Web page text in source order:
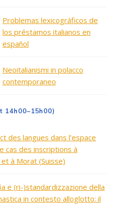
Problemas lexicográficos de
los préstamos italianos en
español
Neoitalianismi in polacco
contemporaneo
des langues dans l’espace
cas des inscriptions à
à Morat (Suisse)
e (ri-)standardizzazione della
in contesto alloglotto: il